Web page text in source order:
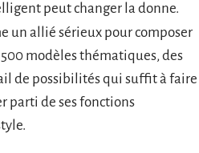
peut changer la donne.
un allié sérieux pour composer
modèles thématiques, des
de possibilités qui suffit à faire
parti de ses fonctions